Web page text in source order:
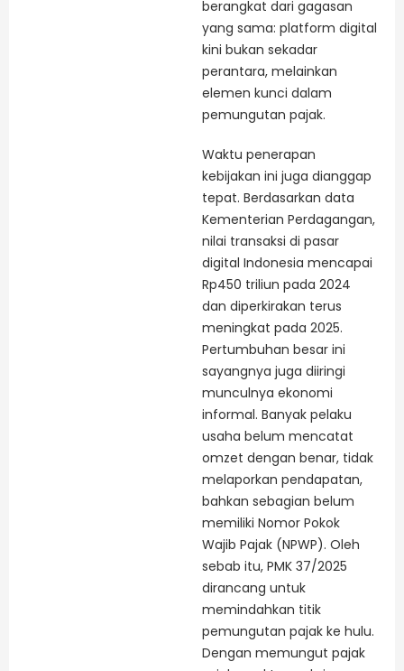
berangkat dari gagasan
yang sama: platform digital
kini bukan sekadar
perantara, melainkan
elemen kunci dalam
pemungutan pajak.
Waktu penerapan
kebijakan ini juga dianggap
tepat. Berdasarkan data
Kementerian Perdagangan,
nilai transaksi di pasar
digital Indonesia mencapai
Rp450 triliun pada 2024
dan diperkirakan terus
meningkat pada 2025.
Pertumbuhan besar ini
sayangnya juga diiringi
munculnya ekonomi
informal. Banyak pelaku
usaha belum mencatat
omzet dengan benar, tidak
melaporkan pendapatan,
bahkan sebagian belum
memiliki Nomor Pokok
Wajib Pajak (NPWP). Oleh
sebab itu, PMK 37/2025
dirancang untuk
memindahkan titik
pemungutan pajak ke hulu.
Dengan memungut pajak